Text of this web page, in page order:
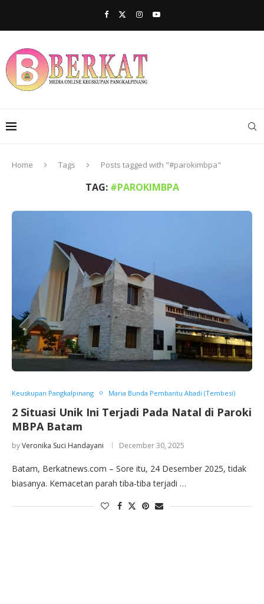
Home Tags Posts tagged with "#parokimbpa"
TAG: #PAROKIMBPA
Keuskupan Pangkalpinang Maria Bunda Pembantu Abadi (Tembesi)
2 Situasi Unik Ini Terjadi Pada Natal di Paroki
MBPA Batam
byVeronika Suci Handayani December 30, 2025
Batam, Berkatnews.com – Sore itu, 24 Desember 2025, tidak
biasanya. Kemacetan parah tiba-tiba terjadi …